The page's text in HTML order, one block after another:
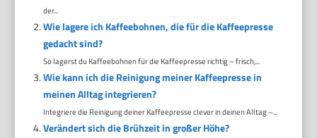
der...
Wie lagere ich Kaffeebohnen, die für die Kaffeepresse
gedacht sind?
So lagerst du Kaffeebohnen für die Kaffeepresse richtig – frisch,...
Wie kann ich die Reinigung meiner Kaffeepresse in
meinen Alltag integrieren?
Integriere die Reinigung deiner Kaffeepresse clever in deinen Alltag –...
Verändert sich die Brühzeit in großer Höhe?